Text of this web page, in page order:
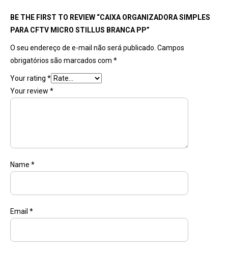
BE THE FIRST TO REVIEW “CAIXA ORGANIZADORA SIMPLES
PARA CFTV MICRO STILLUS BRANCA PP”
O seu endereço de e-mail não será publicado. Campos
obrigatórios são marcados com *
Your rating *
Your review *
Name *
Email *